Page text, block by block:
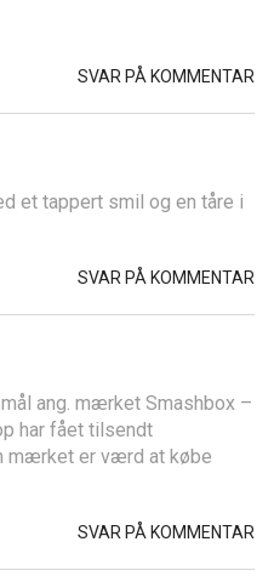
SVAR PÅ KOMMENTAR
et tappert smil og en tåre i
SVAR PÅ KOMMENTAR
ang. mærket Smashbox –
har fået tilsendt
mærket er værd at købe
SVAR PÅ KOMMENTAR